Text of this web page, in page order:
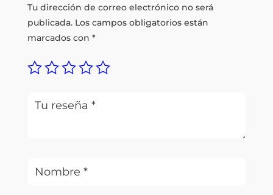
Tu dirección de correo electrónico no será
publicada. Los campos obligatorios están
marcados con *